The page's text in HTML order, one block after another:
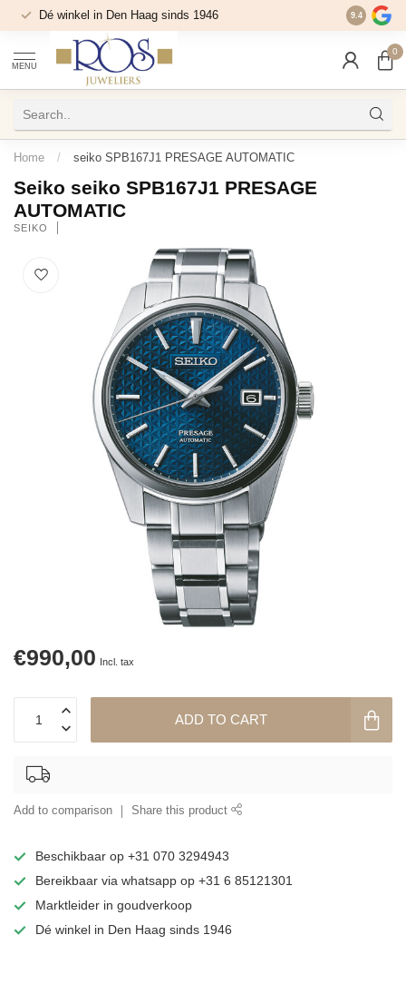
Dé winkel in Den Haag sinds 1946 9.4
MENU
0
Home / seiko SPB167J1 PRESAGE AUTOMATIC
Seiko seiko SPB167J1 PRESAGE
AUTOMATIC
SEIKO
€990,00 Incl. tax
ADD TO CART
Add to comparison Share this product
Beschikbaar op +31 070 3294943
Bereikbaar via whatsapp op +31 6 85121301
Marktleider in goudverkoop
Dé winkel in Den Haag sinds 1946